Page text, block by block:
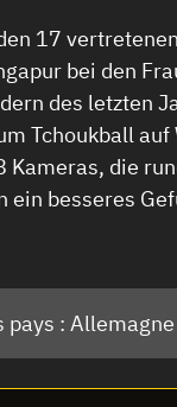
17
bei den
des letzten
Tchoukball
die
besseres
pays : Allemagne